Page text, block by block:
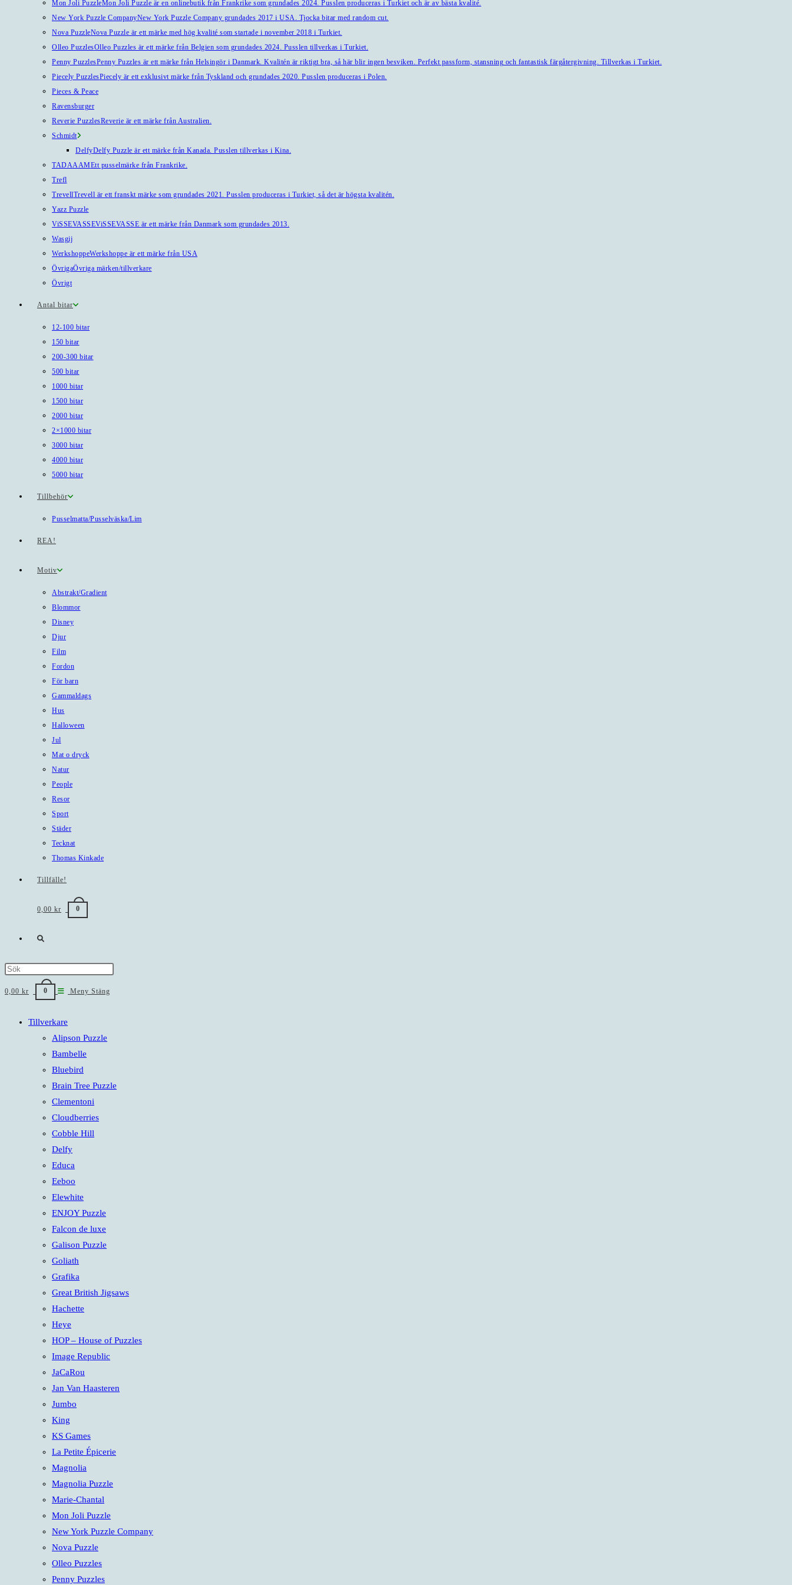
Mon Joli PuzzleMon Joli Puzzle är en onlinebutik från Frankrike som grundades 2024. Pusslen produceras i Turkiet och är av bästa kvalité.
New York Puzzle CompanyNew York Puzzle Company grundades 2017 i USA. Tjocka bitar med random cut.
Nova PuzzleNova Puzzle är ett märke med hög kvalité som startade i november 2018 i Turkiet.
Olleo PuzzlesOlleo Puzzles är ett märke från Belgien som grundades 2024. Pusslen tillverkas i Turkiet.
Penny PuzzlesPenny Puzzles är ett märke från Helsingör i Danmark. Kvalitén är riktigt bra, så här blir ingen besviken. Perfekt passform, stansning och fantastisk färgåtergivning. Tillverkas i Turkiet.
Piecely PuzzlesPiecely är ett exklusivt märke från Tyskland och grundades 2020. Pusslen produceras i Polen.
Pieces & Peace
Ravensburger
Reverie PuzzlesReverie är ett märke från Australien.
Schmidt
DelfyDelfy Puzzle är ett märke från Kanada. Pusslen tillverkas i Kina.
TADAAAMEtt pusselmärke från Frankrike.
Trefl
TrevellTrevell är ett franskt märke som grundades 2021. Pusslen produceras i Turkiet, så det är högsta kvalitén.
Yazz Puzzle
ViSSEVASSEViSSEVASSE är ett märke från Danmark som grundades 2013.
Wasgij
WerkshoppeWerkshoppe är ett märke från USA
ÖvrigaÖvriga märken/tillverkare
Övrigt
Antal bitar
12-100 bitar
150 bitar
200-300 bitar
500 bitar
1000 bitar
1500 bitar
2000 bitar
2×1000 bitar
3000 bitar
4000 bitar
5000 bitar
Tillbehör
Pusselmatta/Pusselväska/Lim
REA!
Motiv
Abstrakt/Gradient
Blommor
Disney
Djur
Film
Fordon
För barn
Gammaldags
Hus
Halloween
Jul
Mat o dryck
Natur
People
Resor
Sport
Städer
Tecknat
Thomas Kinkade
Tillfälle!
0,00 kr 0
Slå
webbplatssökning
0,00 kr 0 Meny Stäng
Tillverkare
Alipson Puzzle
Bambelle
Bluebird
Brain Tree Puzzle
Clementoni
Cloudberries
Cobble Hill
Delfy
Educa
Eeboo
Elewhite
ENJOY Puzzle
Falcon de luxe
Galison Puzzle
Goliath
Grafika
Great British Jigsaws
Hachette
Heye
HOP – House of Puzzles
Image Republic
JaCaRou
Jan Van Haasteren
Jumbo
King
KS Games
La Petite Épicerie
Magnolia
Magnolia Puzzle
Marie-Chantal
Mon Joli Puzzle
New York Puzzle Company
Nova Puzzle
Olleo Puzzles
Penny Puzzles